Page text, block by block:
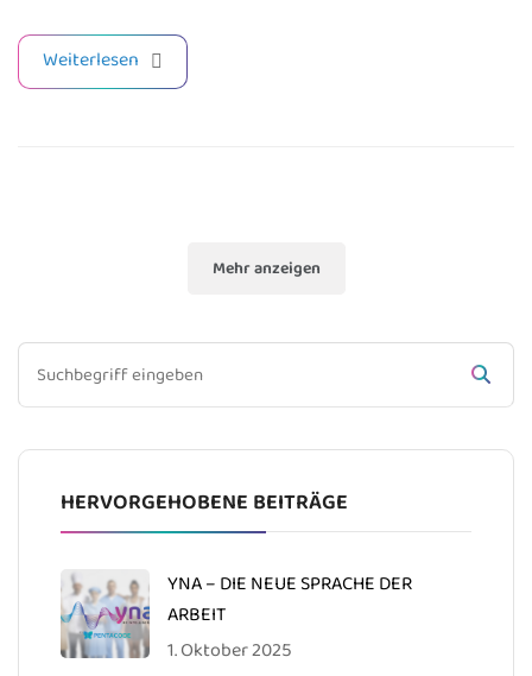
Weiterlesen
Mehr anzeigen
HERVORGEHOBENE BEITRÄGE
YNA – DIE NEUE SPRACHE DER
ARBEIT
1. Oktober 2025